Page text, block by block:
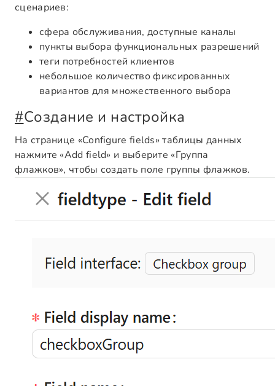
сценариев:
сфера обслуживания, доступные каналы
пункты выбора функциональных разрешений
теги потребностей клиентов
небольшое количество фиксированных
вариантов для множественного выбора
#Создание и настройка
На странице «Configure fields» таблицы данных
нажмите «Add field» и выберите «Группа
флажков», чтобы создать поле группы флажков.